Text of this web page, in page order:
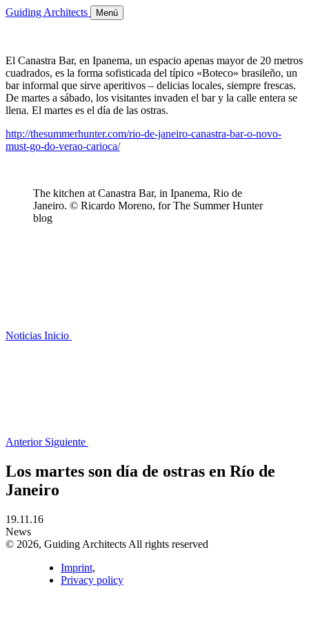
Guiding Architects Menú
El Canastra Bar, en Ipanema, un espacio apenas mayor de 20 metros
cuadrados, es la forma sofisticada del típico «Boteco» brasileño, un
bar informal que sirve aperitivos – delicias locales, siempre frescas.
De martes a sábado, los visitantes invaden el bar y la calle entera se
llena. El martes es el día de las ostras.
http://thesummerhunter.com/rio-de-janeiro-canastra-bar-o-novo-
must-go-do-verao-carioca/
The kitchen at Canastra Bar, in Ipanema, Rio de
Janeiro. © Ricardo Moreno, for The Summer Hunter
blog
Noticias Inicio
Anterior Siguiente
Los martes son día de ostras en Río de
Janeiro
19.11.16
News
© 2026, Guiding Architects All rights reserved
Imprint,
Privacy policy